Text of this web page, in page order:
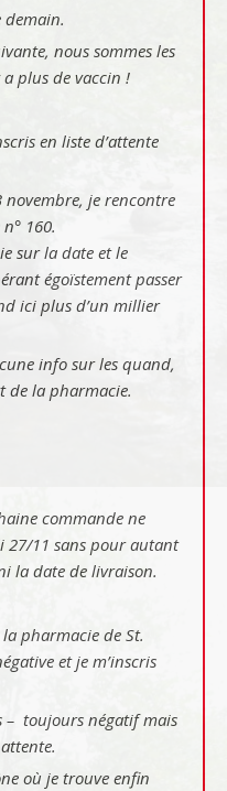
nous sommes les
plus de vaccin !
en liste d’attente
je rencontre
160.
sur la date et le
égoïstement passer
ici plus d’un millier
info sur les quand,
de la pharmacie.
commande ne
27/11 sans pour autant
la date de livraison.
pharmacie de St.
et je m’inscris
– toujours négatif mais
où je trouve enfin